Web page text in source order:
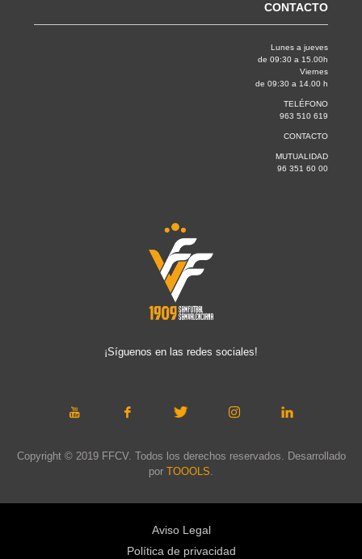
CONTACTO
Lunes a jueves
de 09:30 a 15.00h
Viernes
de 09:30 a 14.00 h
TELÉFONO
963 510 619
CONTACTO
MUTUALIDAD
96 351 60 00
¡Síguenos en las redes sociales!
Copyright © 2019 FFCV. Todos los derechos reservados. Desarrollado
por TOOOLS.
Aviso Legal
Política de privacidad